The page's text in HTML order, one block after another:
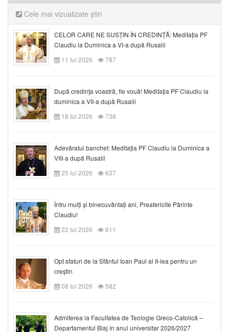
Cele mai vizualizate știri
CELOR CARE NE SUSȚIN ÎN CREDINȚĂ: Meditația PF
Claudiu la Duminica a VI-a după Rusalii
11 Iul 2026
787
După credinţa voastră, fie vouă! Meditația PF Claudiu la
duminica a VII-a după Rusalii
18 Iul 2026
738
Adevăratul banchet: Meditația PF Claudiu la Duminica a
VIII-a după Rusalii
25 Iul 2026
637
Întru mulți și binecuvântați ani, Preafericite Părinte
Claudiu!
22 Iul 2026
611
Opt sfaturi de la Sfântul Ioan Paul al II-lea pentru un
creștin
08 Iul 2026
582
Admiterea la Facultatea de Teologie Greco-Catolică –
Departamentul Blaj în anul universitar 2026/2027